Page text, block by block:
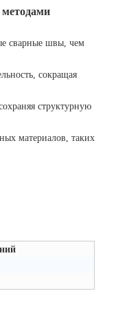
сварные швы, чем
сокращая
структурную
материалов, таких